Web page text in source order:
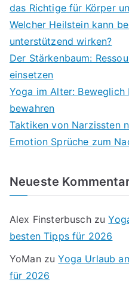
das Richtige für Körper
Welcher Heilstein kann
unterstützend wirken?
Der Stärkenbaum:
einsetzen
Yoga im Alter:
bewahren
Taktiken von Narzissten
Emotion Sprüche zum
Neueste
Alex Finsterbuschzu
besten Tipps für 2026
YoManzuYoga Urlaub
für 2026